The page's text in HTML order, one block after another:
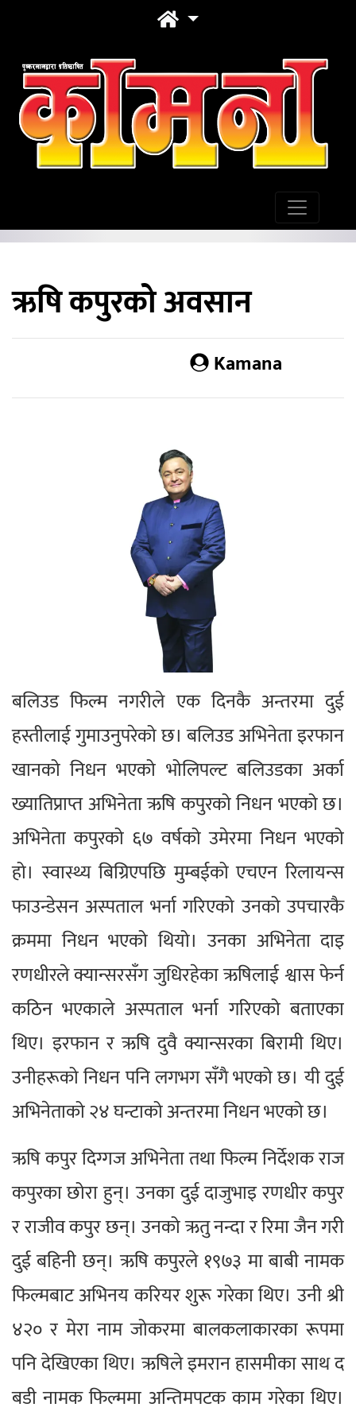
ऋषि कपुरको अवसान
Kamana
बलिउड फिल्म नगरीले एक दिनकै अन्तरमा दुई
हस्तीलाई गुमाउनुपरेको छ। बलिउड अभिनेता इरफान
खानको निधन भएको भोलिपल्ट बलिउडका अर्का
ख्यातिप्राप्त अभिनेता ऋषि कपुरको निधन भएको छ।
अभिनेता कपुरको ६७ वर्षको उमेरमा निधन भएको
हो। स्वास्थ्य बिग्रिएपछि मुम्बईको एचएन रिलायन्स
फाउन्डेसन अस्पताल भर्ना गरिएको उनको उपचारकै
क्रममा निधन भएको थियो। उनका अभिनेता दाइ
रणधीरले क्यान्सरसँग जुधिरहेका ऋषिलाई श्वास फेर्न
कठिन भएकाले अस्पताल भर्ना गरिएको बताएका
थिए। इरफान र ऋषि दुवै क्यान्सरका बिरामी थिए।
उनीहरूको निधन पनि लगभग सँगै भएको छ। यी दुई
अभिनेताको २४ घन्टाको अन्तरमा निधन भएको छ।
ऋषि कपुर दिग्गज अभिनेता तथा फिल्म निर्देशक राज
कपुरका छोरा हुन्। उनका दुई दाजुभाइ रणधीर कपुर
र राजीव कपुर छन्। उनको ऋतु नन्दा र रिमा जैन गरी
दुई बहिनी छन्। ऋषि कपुरले १९७३ मा बाबी नामक
फिल्मबाट अभिनय करियर शुरू गरेका थिए। उनी श्री
४२० र मेरा नाम जोकरमा बालकलाकारका रूपमा
पनि देखिएका थिए। ऋषिले इमरान हासमीका साथ द
बडी नामक फिल्ममा अन्तिमपटक काम गरेका थिए।